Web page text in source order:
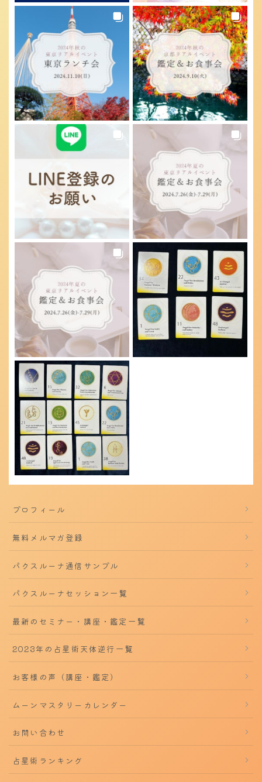
プロフィール
無料メルマガ登録
パクスルーナ通信サンプル
パクスルーナセッション一覧
最新のセミナー・講座・鑑定一覧
2023年の占星術天体逆行一覧
お客様の声（講座・鑑定）
ムーンマスタリーカレンダー
お問い合わせ
占星術ランキング